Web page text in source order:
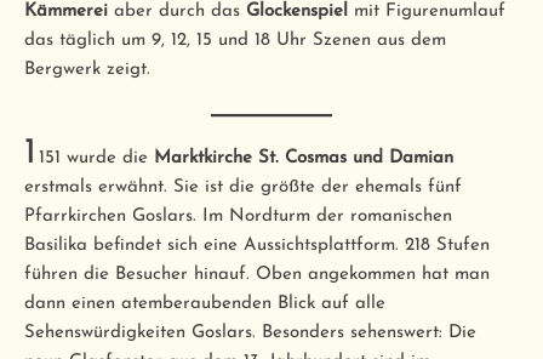
Kämmerei aber durch das Glockenspiel mit Figurenumlauf
das täglich um 9, 12, 15 und 18 Uhr Szenen aus dem
Bergwerk zeigt.
1 151 wurde die Marktkirche St. Cosmas und Damian
erstmals erwähnt. Sie ist die größte der ehemals fünf
Pfarrkirchen Goslars. Im Nordturm der romanischen
Basilika befindet sich eine Aussichtsplattform. 218 Stufen
führen die Besucher hinauf. Oben angekommen hat man
dann einen atemberaubenden Blick auf alle
Sehenswürdigkeiten Goslars. Besonders sehenswert: Die